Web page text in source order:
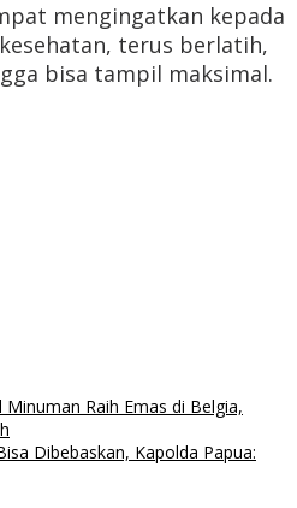
mengingatkan kepada
terus berlatih,
bisa tampil maksimal.
Minuman Raih Emas di Belgia,
Dibebaskan, Kapolda Papua: